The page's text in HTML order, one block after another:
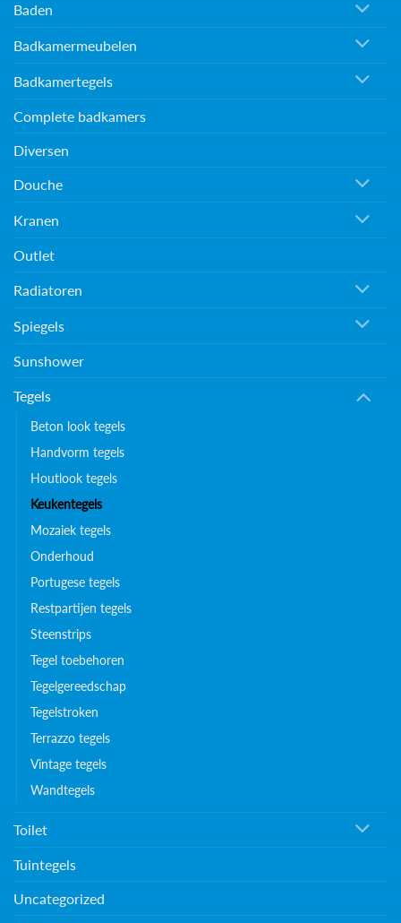
Baden
Badkamermeubelen
Badkamertegels
Complete badkamers
Diversen
Douche
Kranen
Outlet
Radiatoren
Spiegels
Sunshower
Tegels
Beton look tegels
Handvorm tegels
Houtlook tegels
Keukentegels
Mozaiek tegels
Onderhoud
Portugese tegels
Restpartijen tegels
Steenstrips
Tegel toebehoren
Tegelgereedschap
Tegelstroken
Terrazzo tegels
Vintage tegels
Wandtegels
Toilet
Tuintegels
Uncategorized